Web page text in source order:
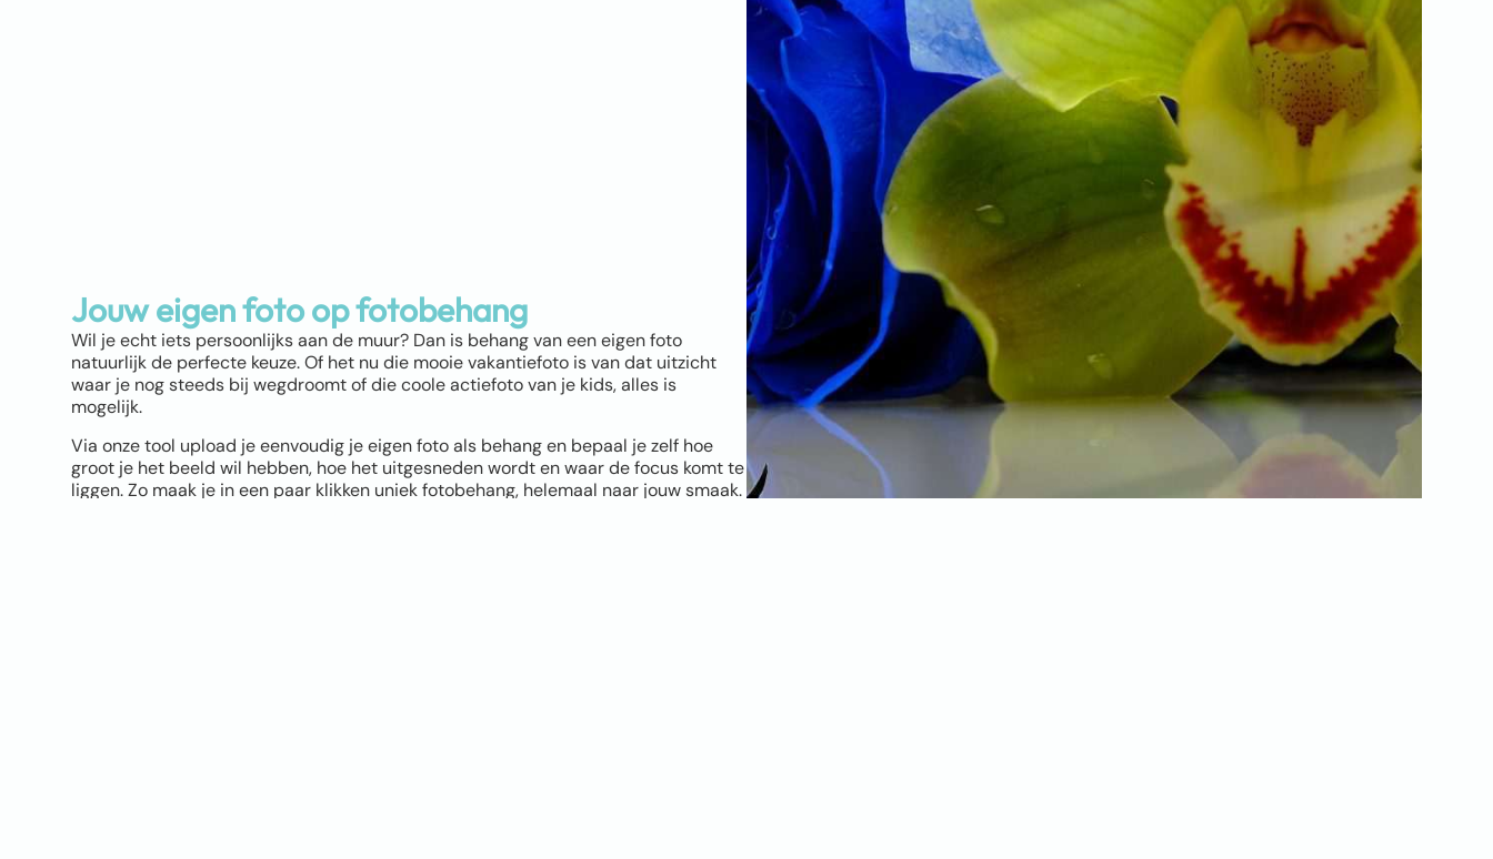
Jouw eigen foto op fotobehang
Wil je echt iets persoonlijks aan de muur? Dan is behang van een eigen foto
natuurlijk de perfecte keuze. Of het nu die mooie vakantiefoto is van dat uitzicht
waar je nog steeds bij wegdroomt of die coole actiefoto van je kids, alles is
mogelijk.
Via onze tool upload je eenvoudig je eigen foto als behang en bepaal je zelf hoe
groot je het beeld wil hebben, hoe het uitgesneden wordt en waar de focus komt te
liggen. Zo maak je in een paar klikken uniek fotobehang, helemaal naar jouw smaak.